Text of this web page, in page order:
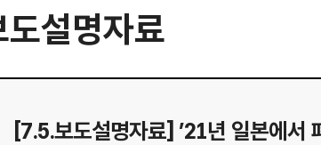
도설명자료
[7.5.보도설명자료] ’21년 일본에서